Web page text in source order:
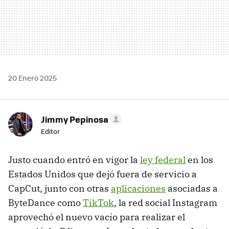
20 Enero 2025
Jimmy Pepinosa
Editor
Justo cuando entró en vigor la ley federalen los
Estados Unidos que dejó fuera de servicio a
CapCut, junto con otras aplicaciones asociadas a
ByteDance comoTikTok, la red social Instagram
aprovechó el nuevo vacío para realizar el